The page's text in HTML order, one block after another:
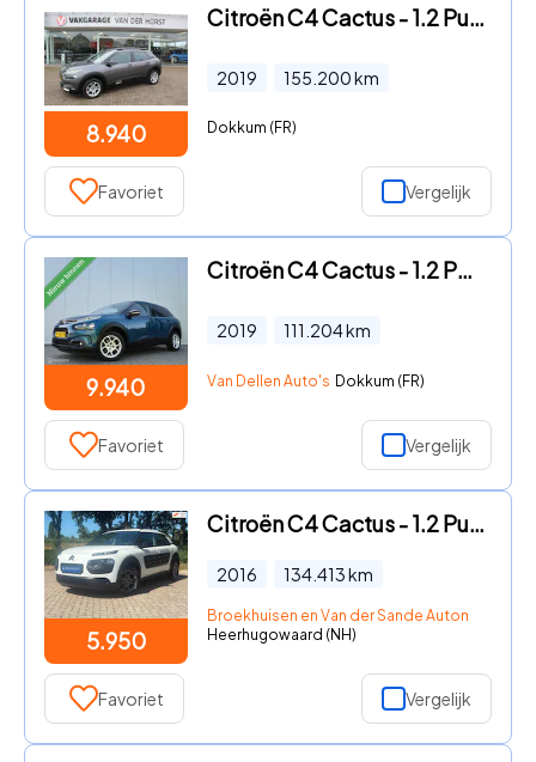
8.940
Citroën C4 Cactus - 1.2 PureTech Business , 110pk , Dealer onderhouden Climate c
2019 155.200km
Dokkum (FR)
Favoriet Vergelijk
9.940
Citroën C4 Cactus - 1.2 PURETECH FEEL/LED/TREKHAAK/CLIMATE/PDC/16''LMV
2019 111.204km
Van Dellen Auto's Dokkum (FR)
Favoriet Vergelijk
5.950
Citroën C4 Cactus - 1.2 PureTech Business Camera / Cruise Control / Nieuwe Distr
2016 134.413km
Broekhuisen en Van der Sande Automotive
Heerhugowaard (NH)
Favoriet Vergelijk